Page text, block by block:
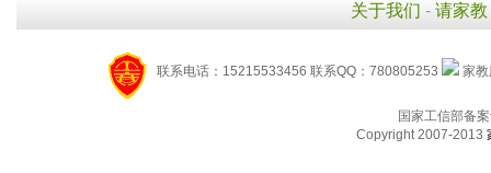
关于我们 - 请家教
联系电话：15215533456 联系QQ：780805253 家
国家工信部备
Copyright 2007-2013